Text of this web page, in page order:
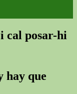
cal posar-hi
hay que